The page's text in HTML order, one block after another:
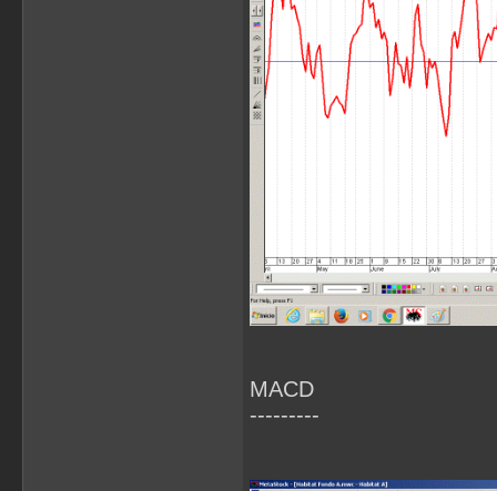
MACD
---------